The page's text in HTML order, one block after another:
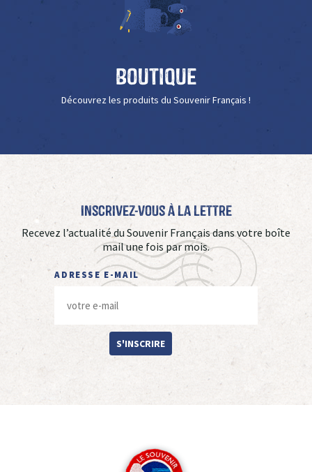
Boutique
Découvrez les produits du Souvenir Français !
Inscrivez-vous à La Lettre
Recevez l’actualité du Souvenir Français dans votre boîte
mail une fois par mois.
ADRESSE E-MAIL
S'INSCRIRE